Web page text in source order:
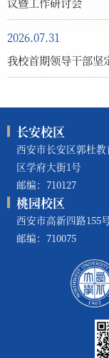
2026.07.31
我校首期领导干部坚
长安校区
西安市长安区郭杜
区学府大街1号
邮编：710127
桃园校区
西安市高新四路155
邮编：710075